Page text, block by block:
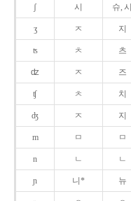
ʃ 시 슈, 시
ʒ ㅈ 지
ʦ ㅊ 츠
ʣ ㅈ 즈
ʧ ㅊ 치
ʤ ㅈ 지
m ㅁ ㅁ
n ㄴ ㄴ
ɲ 니* 뉴